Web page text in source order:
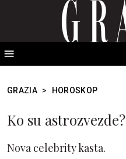
GRAZIA > HOROSKOP
Ko su astrozvezde?
Nova celebrity kasta.